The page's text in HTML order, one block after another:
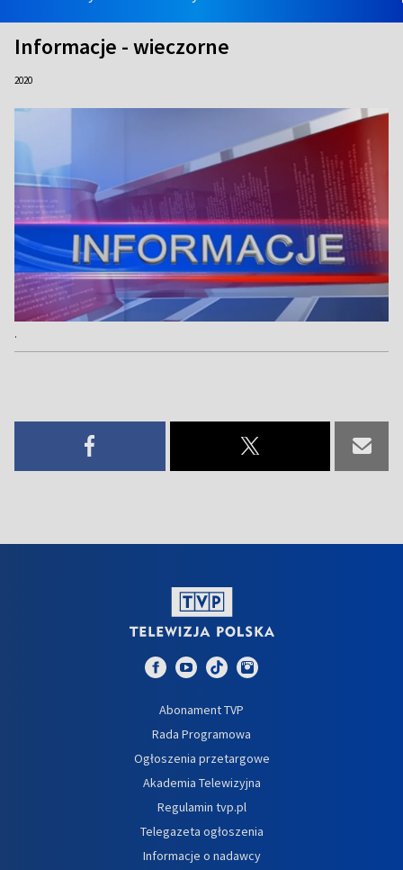
Informacje - wieczorne
2020
.
Abonament TVP
Rada Programowa
Ogłoszenia przetargowe
Akademia Telewizyjna
Regulamin tvp.pl
Telegazeta ogłoszenia
Informacje o nadawcy